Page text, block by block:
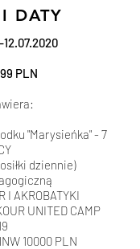
DATY
12.07.2020
PLN
"Marysieńka" - 7
dziennie)
I AKROBATYKI
UNITED CAMP
10000 PLN